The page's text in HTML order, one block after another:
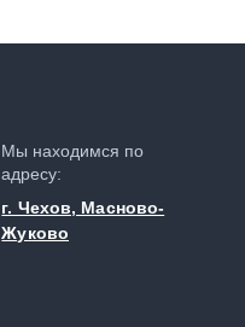
Мы находимся по
адресу:
г. Чехов, Масново-
Жуково